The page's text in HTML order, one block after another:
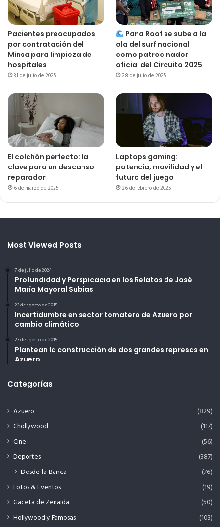
Pacientes preocupados
por contratación del
Minsa para limpieza de
hospitales
31 de julio de 2025
Pana Roof se sube a la
ola del surf nacional
como patrocinador
oficial del Circuito 2025
28 de julio de 2025
El colchón perfecto: la
clave para un descanso
reparador
6 de marzo de 2025
Laptops gaming:
potencia, movilidad y el
futuro del juego
26 de febrero de 2025
Most Viewed Posts
7 de julio de 2024
Profundidad y Perspicacia en los Relatos de José
María Mayoral Subias
23 de agosto de 2015
Incertidumbre en sector tomatero de Azuero por
cambio climático
23 de agosto de 2015
Plantean la construcción de dos grandes represas en
Azuero
Categorías
Azuero
(829)
Chollywood
(117)
Cine
(56)
Deportes
(387)
Desde la Banca (76)
Fotos & Eventos
(19)
Gaceta de Zenaida
(50)
Hollywood y Famosas
(103)